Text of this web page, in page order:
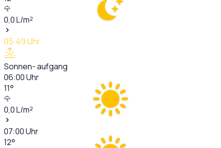
0,0L/m²
05:49Uhr
Sonnen- aufgang
06:00Uhr
11°
0,0L/m²
07:00Uhr
12°